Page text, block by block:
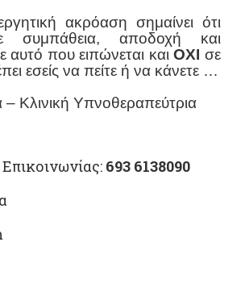
ακρόαση σημαίνει ότι
συμπάθεια, αποδοχή και
αυτό που ειπώνεται καιΟΧΙ σε
εσείς να πείτε ή να κάνετε …
Κλινική Υπνοθεραπεύτρια
693 6138090